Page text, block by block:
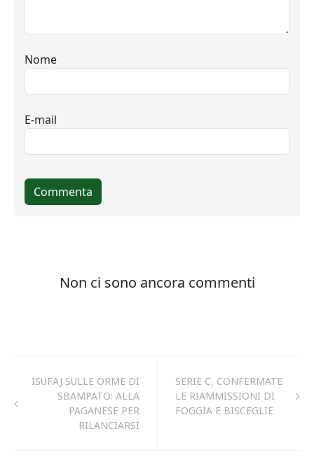
ISUFAJ SULLE ORME DI
SBAMPATO: ALLA
PAGANESE PER
RILANCIARSI
SERIE C, CONFERMATE
LE RIAMMISSIONI DI
FOGGIA E BISCEGLIE